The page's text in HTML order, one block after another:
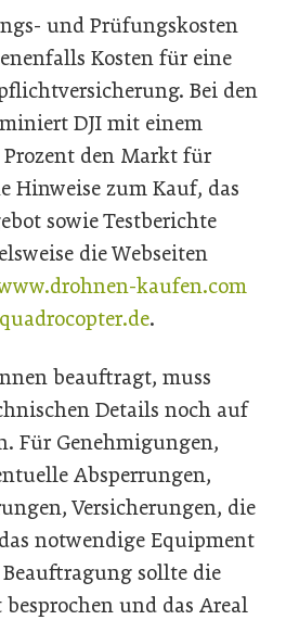
und Prüfungskosten
Kosten für eine
Bei den
DJI mit einem
den Markt für
Hinweise zum Kauf, das
sowie Testberichte
die Webseiten
kaufen.com
.
beauftragt, muss
Details noch auf
Für Genehmigungen,
Absperrungen,
Versicherungen, die
notwendige Equipment
Beauftragung sollte die
und das Areal